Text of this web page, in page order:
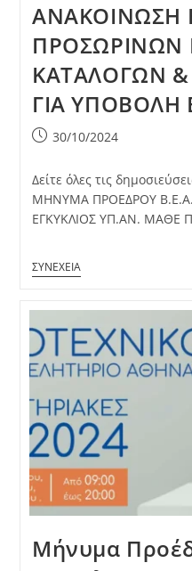
ΑΝΑΚΟΙΝΩΣΗ
ΠΡΟΣΩΡΙΝΩΝ
ΚΑΤΑΛΟΓΩΝ
ΓΙΑ ΥΠΟΒΟΛΗ
Post30/10/2024
Δείτε όλες τις
ΜΗΝΥΜΑ ΠΡΟΕΔΡΟΥ
ΕΓΚΥΚΛΙΟΣ ΥΠ.ΑΝ. ΜΑΘΕ
Μήνυμα